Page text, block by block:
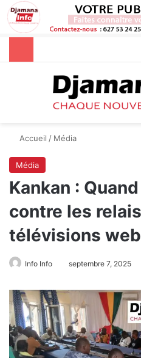
Rechercher
Accueil / Média
Média
Kankan :
contre les
télévisions web
Info Info septembre 7, 2025